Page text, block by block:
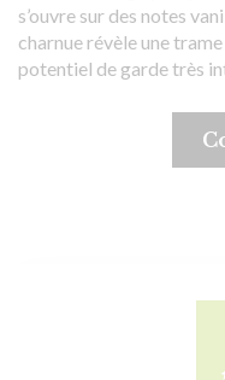
s’ouvre sur des notes
charnue révèle une
potentiel de garde très